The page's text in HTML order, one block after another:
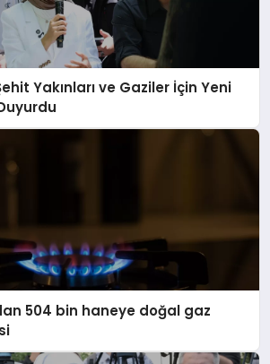
Yakınları ve Gaziler İçin Yeni
504 bin haneye doğal gaz